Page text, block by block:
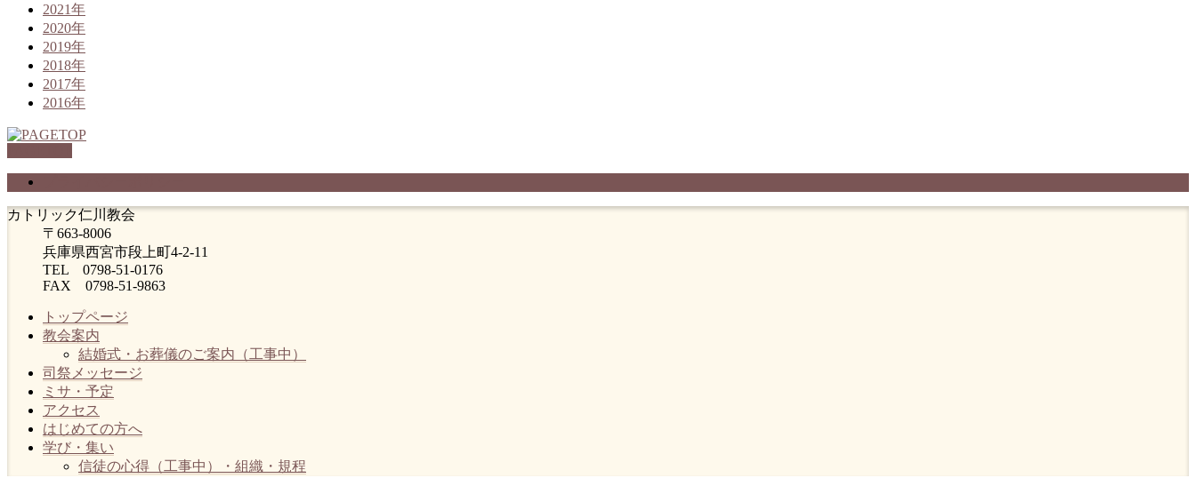
2021年
2020年
2019年
2018年
2017年
2016年
カトリック仁川教会
〒663-8006
兵庫県西宮市段上町4-2-11
TEL 0798-51-0176
FAX 0798-51-9863
トップページ
教会案内
結婚式・お葬儀のご案内（工事中）
司祭メッセージ
ミサ・予定
アクセス
はじめての方へ
学び・集い
信徒の心得（工事中）・組織・規程